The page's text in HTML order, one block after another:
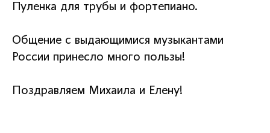
Пуленка для трубы и фортепиано.
Общение с выдающимися музыкантами
России принесло много пользы!
Поздравляем Михаила и Елену!